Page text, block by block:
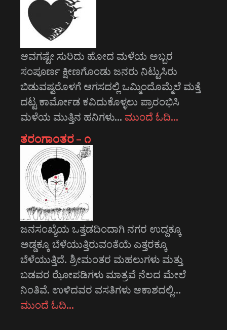
ಆವಗಷ್ಟೇ ಸುರಿದು ಹೋದ ಮಳೆಯ ಅಬ್ಬರ
ಸಂಪೂರ್ಣ ಕ್ಷೀಣಗೊಂಡು ಜನರು ನಿಟ್ಟುಸಿರು
ಬಿಡುವಷ್ಟರೊಳಗೆ ಆಗಸದಲ್ಲಿ ಒಮ್ಮಿಂದೊಮ್ಮೆಲೆ ಮತ್ತೆ
ದಟ್ಟ ಕಾರ್ಮೋಡ ಕವಿದುಕೊಳ್ಳಲು ಪ್ರಾರಂಭಿಸಿ
ಮಳೆಯ ಮುತ್ತಿನ ಹನಿಗಳು… ಮುಂದೆ ಓದಿ…
ತರಂಗಾಂತರ – ೧
ಜನಸಂಖ್ಯೆಯ ಒತ್ತಡದಿಂದಾಗಿ ನಗರ ಉದ್ದಕ್ಕೂ
ಅಡ್ಡಕ್ಕೂ ಬೆಳೆಯುತ್ತಿರುವಂತೆಯೆ ಎತ್ತರಕ್ಕೂ
ಬೆಳೆಯುತ್ತಿದೆ. ಶ್ರೀಮಂತರ ಮಹಲುಗಳು ಮತ್ತು
ಬಡವರ ಝೋಪಡಿಗಳು ಮಾತ್ರವೆ ನೆಲದ ಮೇಲೆ
ನಿಂತಿವೆ. ಉಳಿದವರ ವಸತಿಗಳು ಆಕಾಶದಲ್ಲಿ…
ಮುಂದೆ ಓದಿ…